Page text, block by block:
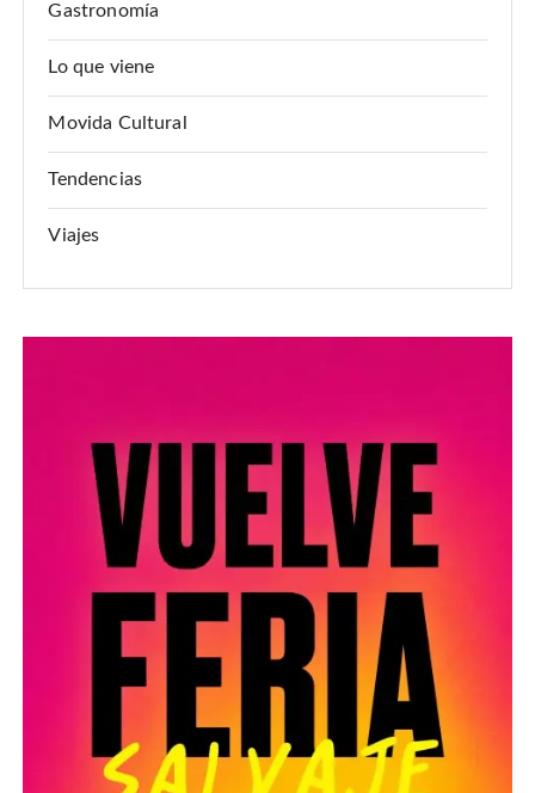
Gastronomía
Lo que viene
Movida Cultural
Tendencias
Viajes